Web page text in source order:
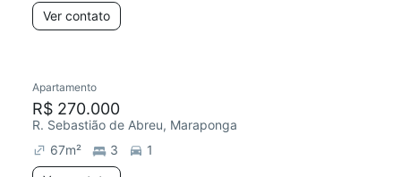
Ver contato
Apartamento
R$ 270.000
R. Sebastião de Abreu, Maraponga
67m² 3
1